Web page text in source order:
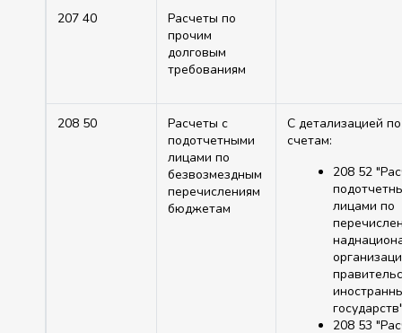
207 40
Расчеты по
прочим
долговым
требованиям
208 50
Расчеты с
подотчетными
лицами по
безвозмездным
перечислениям
бюджетам
С детализацией по
счетам:
208 52
лицами по
208 53